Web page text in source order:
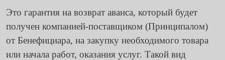
Это гарантия на возврат аванса, который будет
получен компанией-поставщиком (Принципалом)
от Бенефициара, на закупку необходимого товара
или начала работ, оказания услуг. Такой вид